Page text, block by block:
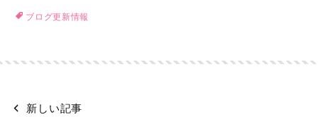
ブログ更新情報
新しい記事